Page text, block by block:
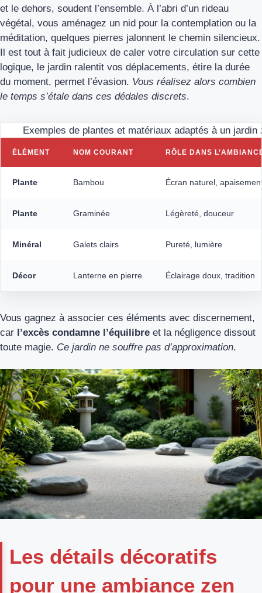
et le dehors, soudent l’ensemble. À l’abri d’un rideau
végétal, vous aménagez un nid pour la contemplation ou la
méditation, quelques pierres jalonnent le chemin silencieux.
Il est tout à fait judicieux de caler votre circulation sur cette
logique, le jardin ralentit vos déplacements, étire la durée
du moment, permet l’évasion. Vous réalisez alors combien
le temps s’étale dans ces dédales discrets.
Exemples de plantes et matériaux adaptés à un jardin
ÉLÉMENT NOM COURANT RÔLE DANS
Plante Bambou Écran naturel,
Plante Graminée Légèreté, douceur
Minéral Galets clairs Pureté, lumière
Décor Lanterne en pierre Éclairage doux, tradition
Vous gagnez à associer ces éléments avec discernement,
car l’excès condamne l’équilibre et la négligence dissout
toute magie. Ce jardin ne souffre pas d’approximation.
Les détails décoratifs
pour une ambiance zen